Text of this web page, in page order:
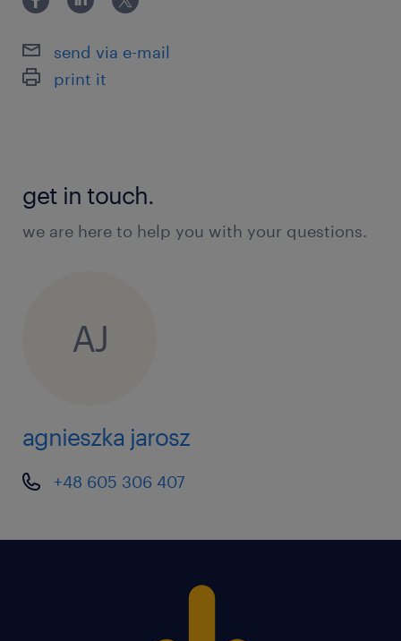
send via e-mail
print it
get in touch.
we are here to help you with your questions.
AJ
agnieszka jarosz
+48 605 306 407